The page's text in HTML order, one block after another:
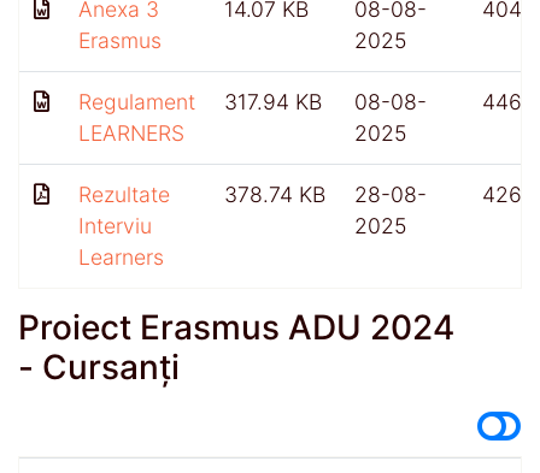
Anexa 3
Erasmus
14.07 KB
08-08-
2025
404
Regulament
LEARNERS
317.94 KB
08-08-
2025
446
Rezultate
Interviu
Learners
378.74 KB
28-08-
2025
426
Proiect Erasmus ADU 2024
- Cursanți